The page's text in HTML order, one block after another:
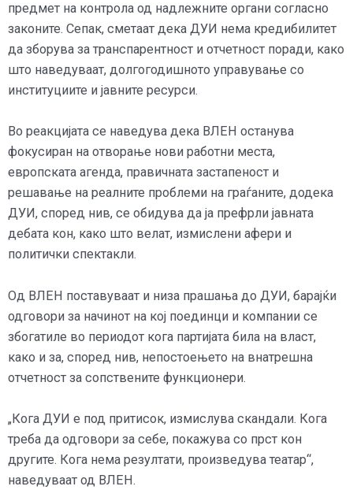
предмет на контрола од надлежните органи согласно
законите. Сепак, сметаат дека ДУИ нема кредибилитет
да зборува за транспарентност и отчетност поради, како
што наведуваат, долгогодишното управување со
институциите и јавните ресурси.
Во реакцијата се наведува дека ВЛЕН останува
фокусиран на отворање нови работни места,
европската агенда, правичната застапеност и
решавање на реалните проблеми на граѓаните, додека
ДУИ, според нив, се обидува да ја префрли јавната
дебата кон, како што велат, измислени афери и
политички спектакли.
Од ВЛЕН поставуваат и низа прашања до ДУИ, барајќи
одговори за начинот на кој поединци и компании се
збогатиле во периодот кога партијата била на власт,
како и за, според нив, непостоењето на внатрешна
отчетност за сопствените функционери.
„Кога ДУИ е под притисок, измислува скандали. Кога
треба да одговори за себе, покажува со прст кон
другите. Кога нема резултати, произведува театар“,
наведуваат од ВЛЕН.